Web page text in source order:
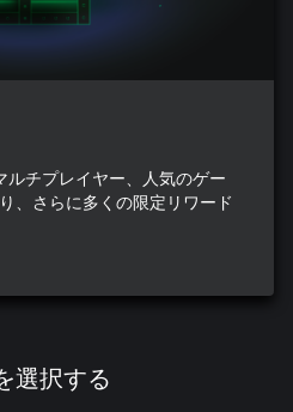
ルチプレイヤー、人気のゲー
、さらに多くの限定リワード
選択する